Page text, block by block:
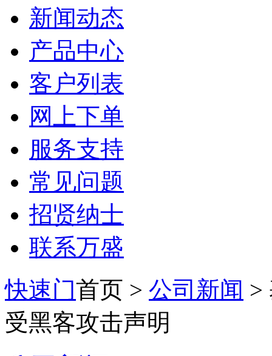
新闻动态
产品中心
客户列表
网上下单
服务支持
常见问题
招贤纳士
联系万盛
快速门首页 > 公司新闻 >
受黑客攻击声明